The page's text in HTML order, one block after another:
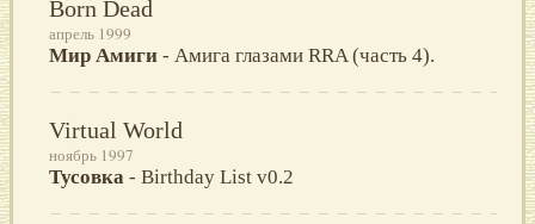
Born Dead
апрель 1999
Мир Амиги - Амига глазами RRA (часть 4).
Virtual World
ноябрь 1997
Тусовка - Birthday List v0.2